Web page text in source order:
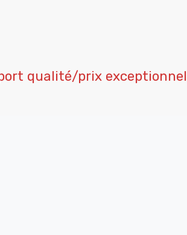
qualité/prix exceptionnel